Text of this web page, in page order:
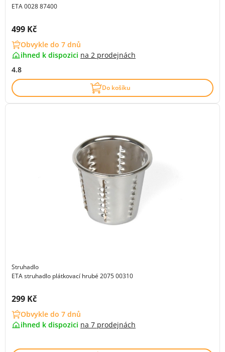
ETA 0028 87400
Cena s DPH:
499 Kč
Obvykle do 7 dnů
ihned k dispozici na 2 prodejnách
4.8
Do košíku
Struhadlo
ETA struhadlo plátkovací hrubé 2075 00310
Cena s DPH:
299 Kč
Obvykle do 7 dnů
ihned k dispozici na 7 prodejnách